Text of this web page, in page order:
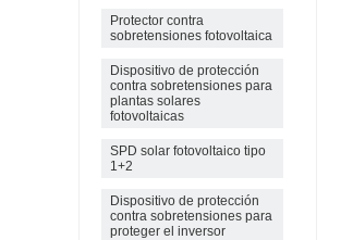
Protector contra
sobretensiones fotovoltaica
Dispositivo de protección
contra sobretensiones para
plantas solares
fotovoltaicas
SPD solar fotovoltaico tipo
1+2
Dispositivo de protección
contra sobretensiones para
proteger el inversor